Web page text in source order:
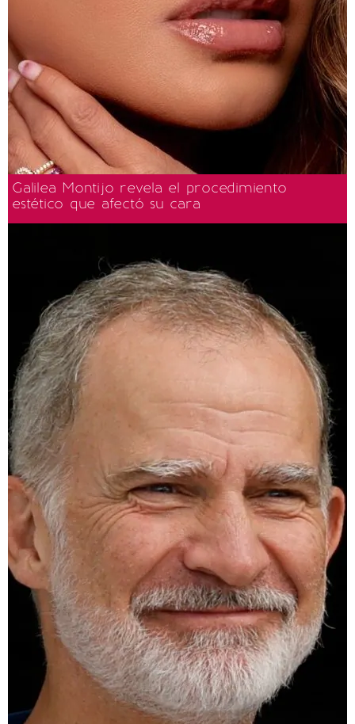
Galilea Montijo revela el procedimiento
estético que afectó su cara